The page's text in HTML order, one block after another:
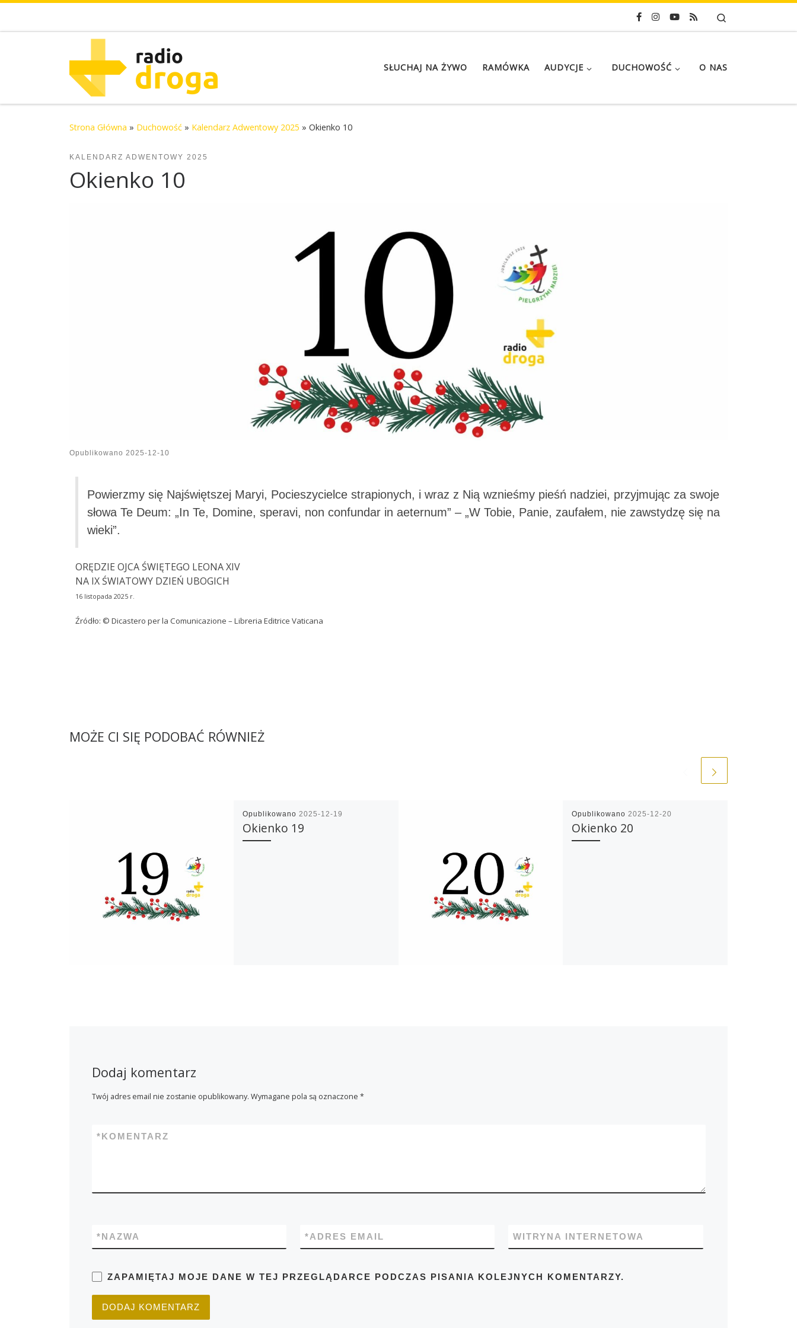
SŁUCHAJ NA ŻYWO RAMÓWKA AUDYCJE DUCHOWOŚĆ O NAS
Strona Główna » Duchowość » Kalendarz Adwentowy 2025 » Okienko 10
KALENDARZ ADWENTOWY 2025
Okienko 10
Opublikowano 2025-12-10
Powierzmy się Najświętszej Maryi, Pocieszycielce strapionych, i wraz z Nią wznieśmy pieśń nadziei, przyjmując za swoje
słowa Te Deum: „In Te, Domine, speravi, non confundar in aeternum” – „W Tobie, Panie, zaufałem, nie zawstydzę się na
wieki”.
ORĘDZIE OJCA ŚWIĘTEGO LEONA XIV
NA IX ŚWIATOWY DZIEŃ UBOGICH
16 listopada 2025 r.
Źródło: © Dicastero per la Comunicazione – Libreria Editrice Vaticana
MOŻE CI SIĘ PODOBAĆ RÓWNIEŻ
Opublikowano 2025-12-19
Okienko 19
Opublikowano 2025-12-20
Okienko 20
Dodaj komentarz
Twój adres email nie zostanie opublikowany. Wymagane pola są oznaczone *
KOMENTARZ
*
NAZWA
* ADRES EMAIL
* WITRYNA INTERNETOWA
ZAPAMIĘTAJ MOJE DANE W TEJ PRZEGLĄDARCE PODCZAS PISANIA KOLEJNYCH KOMENTARZY.